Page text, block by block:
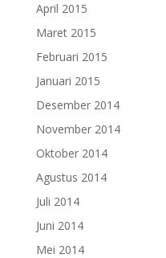
April 2015
Maret 2015
Februari 2015
Januari 2015
Desember 2014
November 2014
Oktober 2014
Agustus 2014
Juli 2014
Juni 2014
Mei 2014